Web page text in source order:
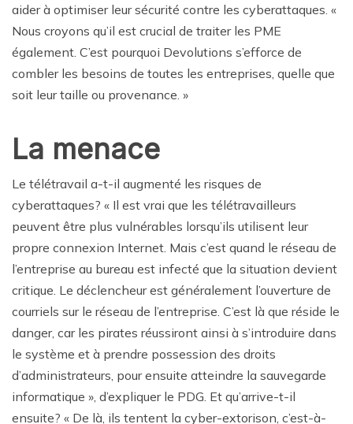
aider à optimiser leur sécurité contre les cyberattaques. «
Nous croyons qu’il est crucial de traiter les PME
également. C’est pourquoi Devolutions s’efforce de
combler les besoins de toutes les entreprises, quelle que
soit leur taille ou provenance. »
La menace
Le télétravail a-t-il augmenté les risques de
cyberattaques? « Il est vrai que les télétravailleurs
peuvent être plus vulnérables lorsqu’ils utilisent leur
propre connexion Internet. Mais c’est quand le réseau de
l’entreprise au bureau est infecté que la situation devient
critique. Le déclencheur est généralement l’ouverture de
courriels sur le réseau de l’entreprise. C’est là que réside le
danger, car les pirates réussiront ainsi à s’introduire dans
le système et à prendre possession des droits
d’administrateurs, pour ensuite atteindre la sauvegarde
informatique », d’expliquer le PDG. Et qu’arrive-t-il
ensuite? « De là, ils tentent la cyber-extorison, c’est-à-